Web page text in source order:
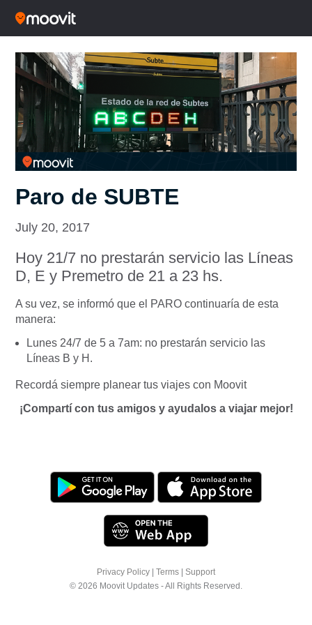
Paro de SUBTE
July 20, 2017
Hoy 21/7 no prestarán servicio las Líneas
D, E y Premetro de 21 a 23 hs.
A su vez, se informó que el PARO continuaría de esta
manera:
Lunes 24/7 de 5 a 7am: no prestarán servicio las
Líneas B y H.
Recordá siempre planear tus viajes con Moovit
¡Compartí con tus amigos y ayudalos a viajar mejor!
Privacy Policy Terms
Support
© 2026 Moovit Updates - All Rights Reserved.